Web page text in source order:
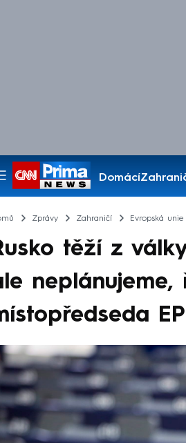
Domácí
Pořady
Zprávy Zahraničí Evropská unie
těží z
neplánujeme,
EP